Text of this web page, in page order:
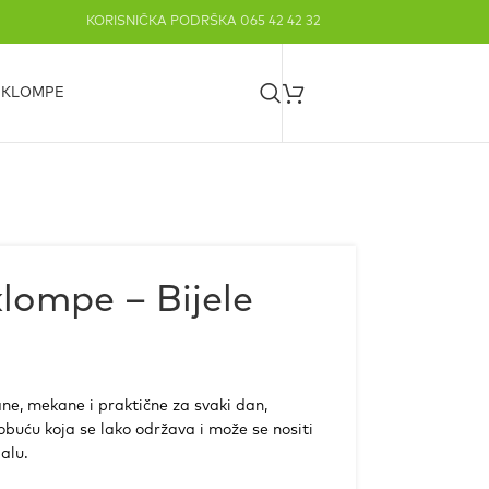
KORISNIČKA PODRŠKA 065 42 42 32
– Bijele
mekane i praktične za svaki dan,
koja se lako održava i može se nositi